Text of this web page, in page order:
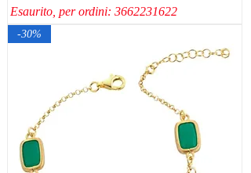
Esaurito, per ordini: 3662231622
-30%